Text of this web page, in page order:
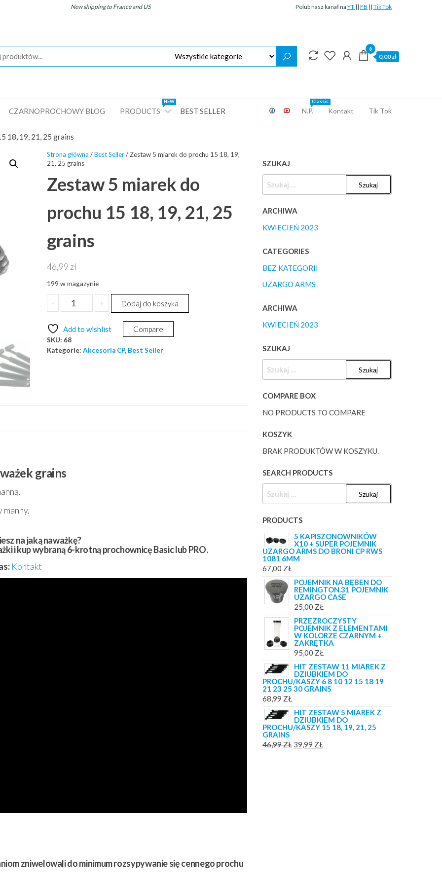
Newshipping to France and US Polub nasz kanał na YT || FB || Tik Tok
0
0,00 zł
CZARNOPROCHOWY BLOG PRODUCTS
NEW
BEST SELLER N.P.
Classic
Kontakt Tik Tok
18, 19, 21, 25 grains
Strona główna /Best Seller/ Zestaw 5 miarek do prochu 15 18, 19,
21, 25 grains
Zestaw 5 miarek do
prochu 15 18, 19, 21, 25
grains
46,99 zł
199 w magazynie
-
ilość
Zestaw
miarek
+ Dodaj do koszyka
Add to wishlist Compare
SKU: 68
Kategorie: Akcesoria CP, Best Seller
grains
na jaką naważkę?
i kup wybraną 6-krotną prochownicę Basic lub PRO.
Kontakt
zniwelowali do minimum rozsypywanie się cennego prochu
SZUKAJ
ARCHIWA
KWIECIEŃ 2023
CATEGORIES
BEZ KATEGORII
UZARGO ARMS
ARCHIWA
KWIECIEŃ 2023
SZUKAJ
COMPARE BOX
NO PRODUCTS TO COMPARE
KOSZYK
BRAK PRODUKTÓW W KOSZYKU.
SEARCH PRODUCTS
PRODUCTS
5 KAPISZONOWNIKÓW
X10 + SUPER POJEMNIK
UZARGO ARMS DO BRONI CP RWS
1081 6MM
67,00 ZŁ
POJEMNIK NA BĘBEN DO
REMINGTON.31 POJEMNIK
UZARGO CASE
25,00 ZŁ
PRZEZROCZYSTY
POJEMNIK Z ELEMENTAMI
W KOLORZE CZARNYM +
ZAKRĘTKA
95,00 ZŁ
HIT ZESTAW 11 MIAREK Z
DZIUBKIEM DO
PROCHU/KASZY 6 8 10 12 15 18 19
21 23 25 30 GRAINS
68,99 ZŁ
HIT ZESTAW 5 MIAREK Z
DZIUBKIEM DO
PROCHU/KASZY 15 18, 19, 21, 25
GRAINS
46,99ZŁ PIERWOTNA
39,99 ZŁ